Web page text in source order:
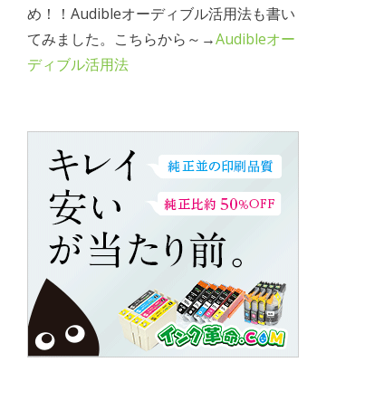
め！！Audibleオーディブル活用法も書い
てみました。こちらから～→Audibleオー
ディブル活用法